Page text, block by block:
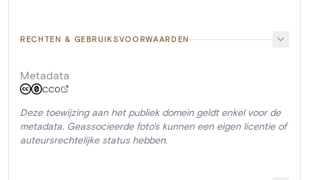
RECHTEN & GEBRUIKSVOORWAARDEN
Metadata
CC0
Deze toewijzing aan het publiek domein geldt enkel voor de
metadata. Geassocieerde foto's kunnen een eigen licentie of
auteursrechtelijke status hebben.